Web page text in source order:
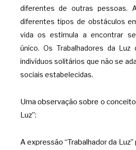
diferentes de outras pessoas.
diferentes tipos de obstáculos
vida os estimula a encontrar
único. Os Trabalhadores da Luz
indivíduos solitários que não se
sociais estabelecidas.
Uma observação sobre o
Luz”:
A expressão “Trabalhador da